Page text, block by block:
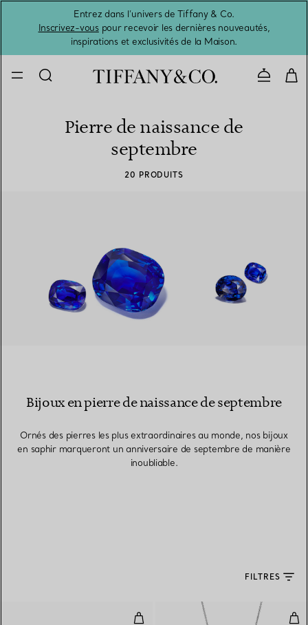
Entrez dans l’univers de Tiffany & Co.
Inscrivez-vouspour recevoir les dernières nouveautés,
inspirations et exclusivités de la Maison.
Pierre de naissance de
septembre
20 PRODUITS
Bijoux en pierre de naissance de septembre
Ornés des pierres les plus extraordinaires au monde, nos bijoux
en saphir marqueront un anniversaire de septembre de manière
inoubliable.
FILTRES
Boucles d’oreilles en or rose et